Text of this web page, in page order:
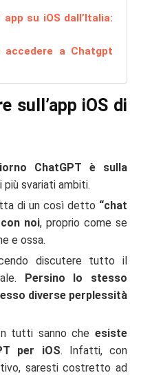
su iOS dall’Italia:
a Chatgpt
sull’app iOS di
ChatGPT è sulla
più svariati ambiti.
di un così detto “chat
noi, proprio come se
e ossa.
discutere tutto il
Persino lo stesso
diverse perplessità
tutti sanno che esiste
per iOS. Infatti, con
saresti costretto ad